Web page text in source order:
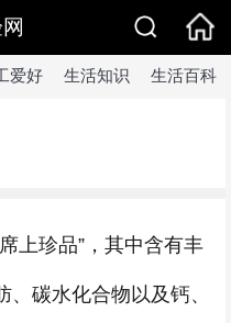
爱好 生活知识 生活百科
上珍品”，其中含有丰
碳水化合物以及钙、